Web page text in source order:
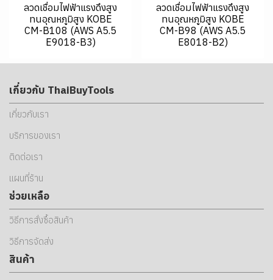
ลวดเชื่อมไฟฟ้าแรงดึงสูง
ทนอุณหภูมิสูง KOBE
CM-B108 (AWS A5.5
E9018-B3)
ลวดเชื่อมไฟฟ้าแรงดึงสูง
ทนอุณหภูมิสูง KOBE
CM-B98 (AWS A5.5
E8018-B2)
เกี่ยวกับ ThaiBuyTools
เกี่ยวกับเรา
บริการของเรา
ติดต่อเรา
แผนที่ร้าน
ช่วยเหลือ
วิธีการสั่งซื้อสินค้า
วิธีการจัดส่ง
สินค้า